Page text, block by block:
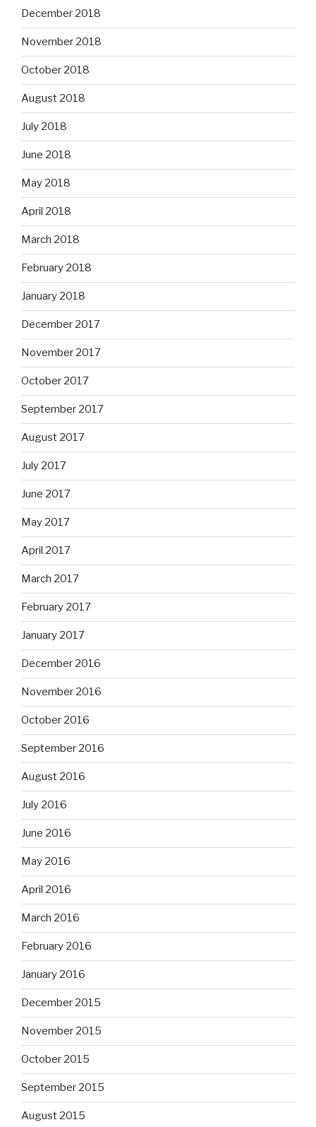
December 2018
November 2018
October 2018
August 2018
July 2018
June 2018
May 2018
April 2018
March 2018
February 2018
January 2018
December 2017
November 2017
October 2017
September 2017
August 2017
July 2017
June 2017
May 2017
April 2017
March 2017
February 2017
January 2017
December 2016
November 2016
October 2016
September 2016
August 2016
July 2016
June 2016
May 2016
April 2016
March 2016
February 2016
January 2016
December 2015
November 2015
October 2015
September 2015
August 2015